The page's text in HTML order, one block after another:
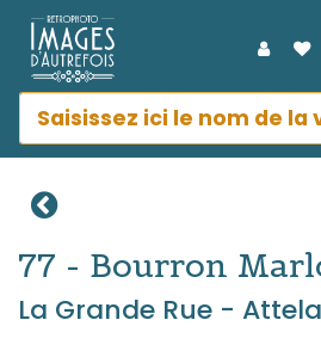
77 - Bourron
La Grande Rue -